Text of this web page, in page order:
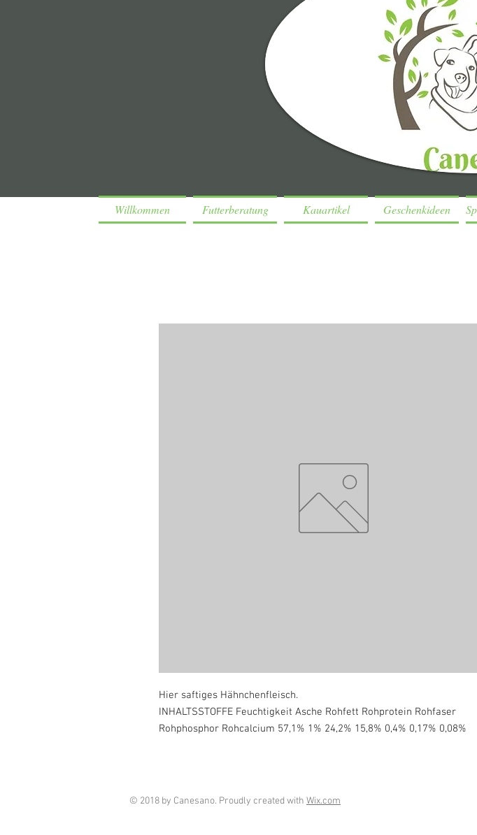
Willkommen Futterberatung Kauartikel Geschenkideen
Hier saftiges Hähnchenfleisch.
INHALTSSTOFFE Feuchtigkeit Asche Rohfett Rohprotein Rohfaser
Rohphosphor Rohcalcium 57,1% 1% 24,2% 15,8% 0,4% 0,17% 0,08%
© 2018 by Canesano. Proudly created with Wix.com